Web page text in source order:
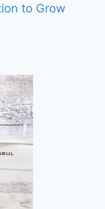
to Grow